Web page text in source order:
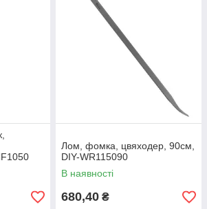
Лом, фомка, цвяходер, 90см,
DIY-WR115090
В наявності
680,40 ₴